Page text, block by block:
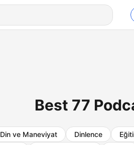
Best 77
Din ve Maneviyat Dinlence